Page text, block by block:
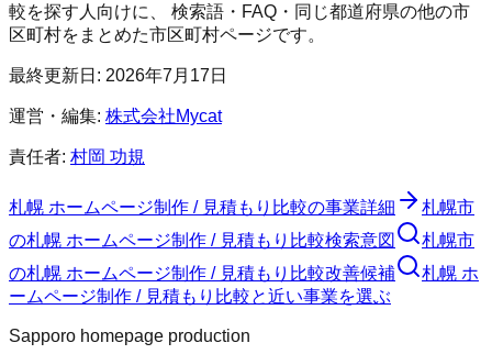
較を探す人向けに、 検索語・FAQ・同じ都道府県の他の市
区町村をまとめた市区町村ページです。
最終更新日: 2026年7月17日
運営・編集: 株式会社Mycat
責任者: 村岡 功規
札幌 ホームページ制作 / 見積もり比較の事業詳細
札幌市
の札幌 ホームページ制作 / 見積もり比較検索意図
札幌市
の札幌 ホームページ制作 / 見積もり比較改善候補
札幌 ホ
ームページ制作 / 見積もり比較と近い事業を選ぶ
Sapporo homepage production